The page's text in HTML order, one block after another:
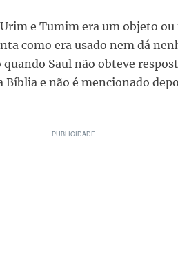
e Tumim era um objeto
como era usado nem dá
Saul não obteve
Bíblia e não é mencionado